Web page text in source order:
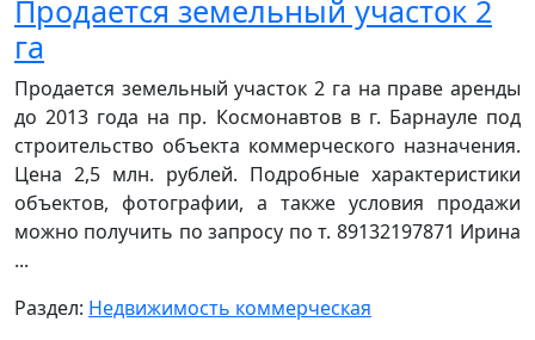
Продается земельный участок 2
га
Продается земельный участок 2 га на праве аренды
до 2013 года на пр. Космонавтов в г. Барнауле под
строительство объекта коммерческого назначения.
Цена 2,5 млн. рублей. Подробные характеристики
объектов, фотографии, а также условия продажи
можно получить по запросу по т. 89132197871 Ирина
...
Раздел: Недвижимость коммерческая